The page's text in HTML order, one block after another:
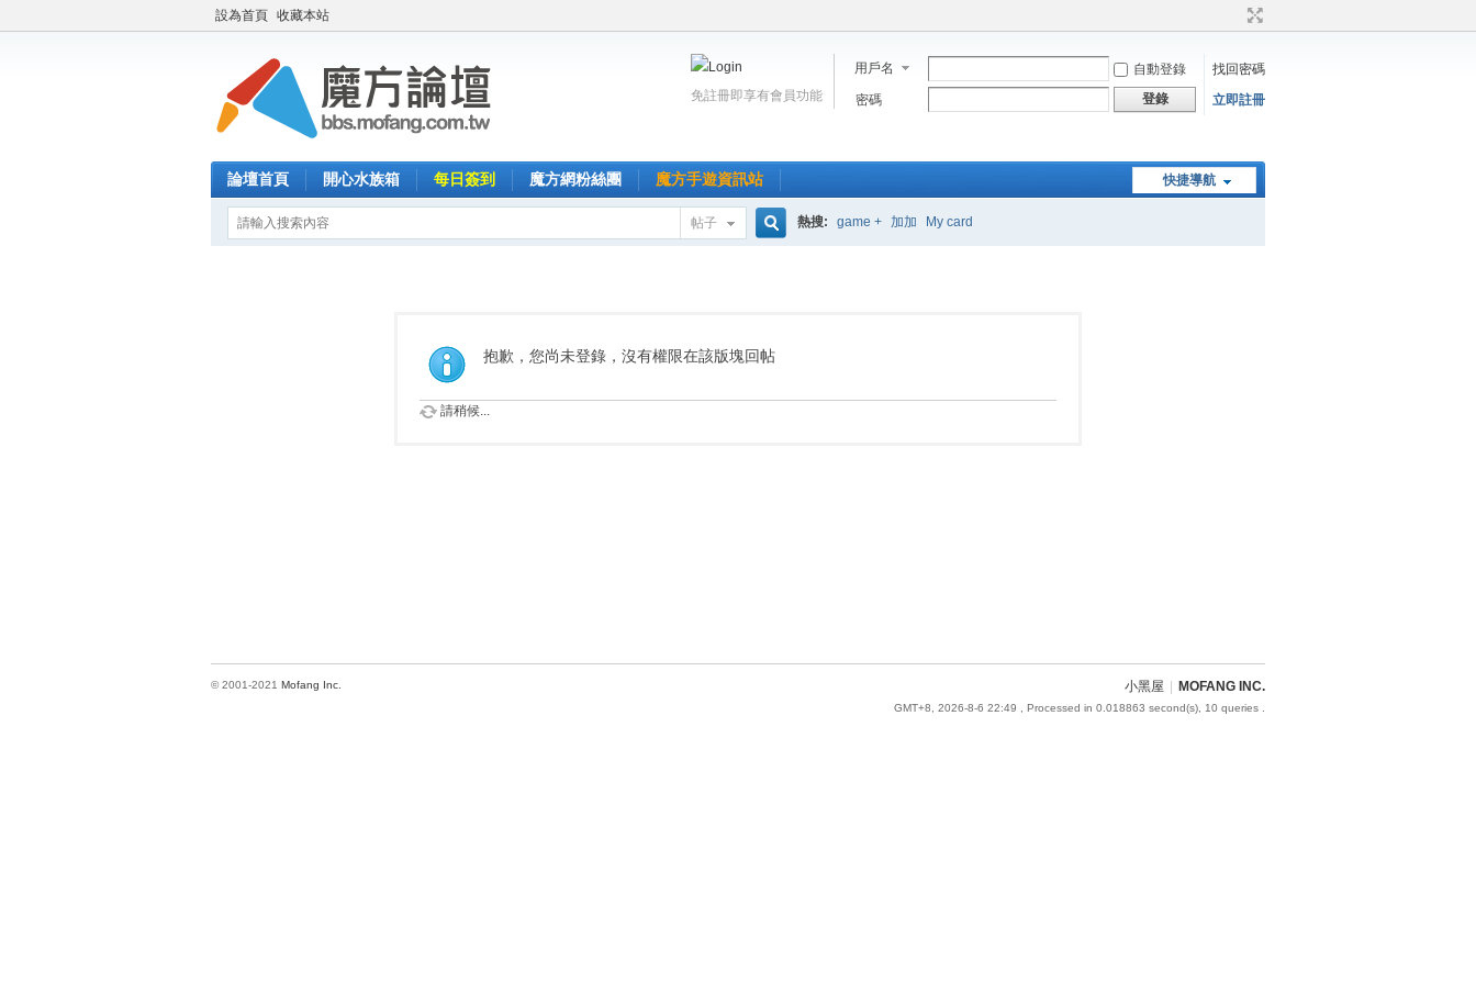
設為首頁 收藏本站
用戶名 自動登錄
找回密碼
密碼
登錄 立即註冊
免註冊即享有會員功能
快捷導航
論壇首頁 開心水族箱 每日簽到 魔方網粉絲團 魔方手遊資訊站
帖子
索
熱搜: game + 加加 My card
抱歉，您尚未登錄，沒有權限在該版塊回帖
請稍候...
小黑屋 MOFANG INC.
GMT+8, 2026-8-6 22:49 , Processed in 0.018863 second(s), 10 queries .
© 2001-2021 Mofang Inc.